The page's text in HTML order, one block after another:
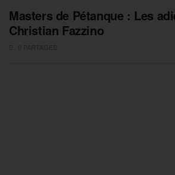
Masters de Pétanque : Les
Christian Fazzino